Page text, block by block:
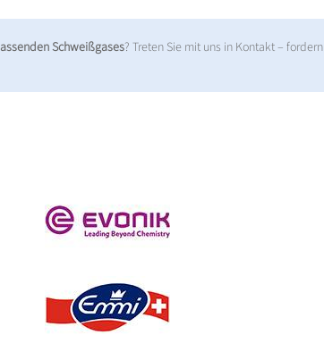
Schweißgases? Treten Sie mit uns in Kontakt –